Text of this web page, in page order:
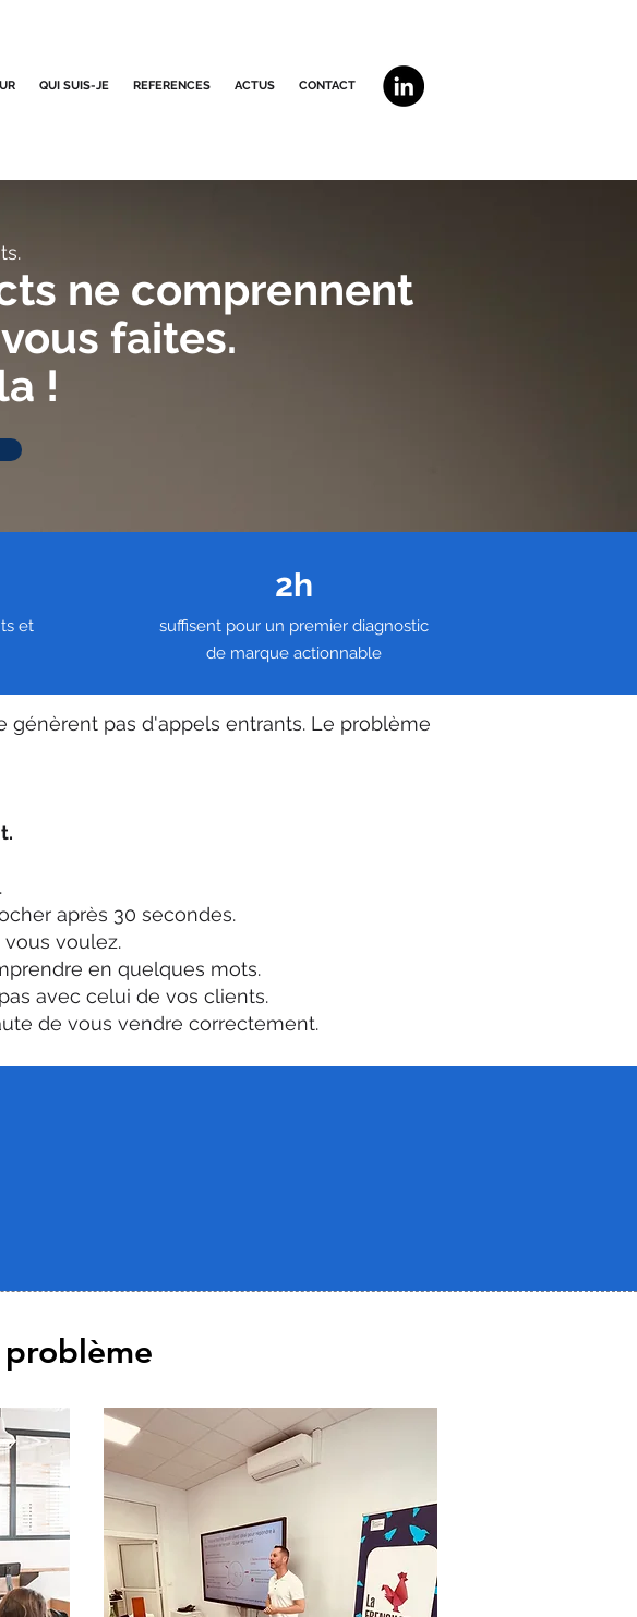
QUI SUIS-JE REFERENCES ACTUS CONTACT
ne comprennent
faites.
!
et
2h
suffisent pour un premier diagnostic
de marque actionnable
génèrent pas d'appels entrants. Le problème
après 30 secondes.
voulez.
en quelques mots.
avec celui de vos clients.
de vous vendre correctement.